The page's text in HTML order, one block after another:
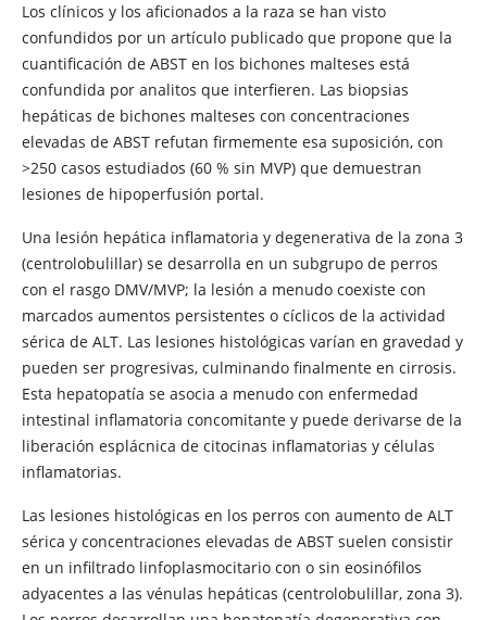
Los clínicos y los aficionados a la raza se han visto
confundidos por un artículo publicado que propone que la
cuantificación de ABST en los bichones malteses está
confundida por analitos que interfieren. Las biopsias
hepáticas de bichones malteses con concentraciones
elevadas de ABST refutan firmemente esa suposición, con
>250 casos estudiados (60 % sin MVP) que demuestran
lesiones de hipoperfusión portal.
Una lesión hepática inflamatoria y degenerativa de la zona 3
(centrolobulillar) se desarrolla en un subgrupo de perros
con el rasgo DMV/MVP; la lesión a menudo coexiste con
marcados aumentos persistentes o cíclicos de la actividad
sérica de ALT. Las lesiones histológicas varían en gravedad y
pueden ser progresivas, culminando finalmente en cirrosis.
Esta hepatopatía se asocia a menudo con enfermedad
intestinal inflamatoria concomitante y puede derivarse de la
liberación esplácnica de citocinas inflamatorias y células
inflamatorias.
Las lesiones histológicas en los perros con aumento de ALT
sérica y concentraciones elevadas de ABST suelen consistir
en un infiltrado linfoplasmocitario con o sin eosinófilos
adyacentes a las vénulas hepáticas (centrolobulillar, zona 3).